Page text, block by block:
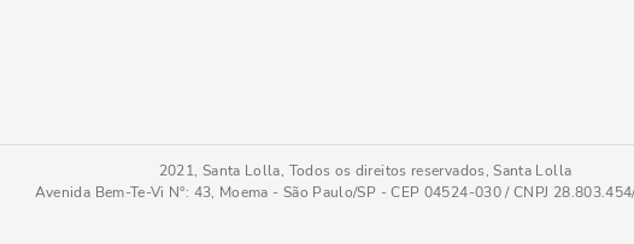
2021, Santa Lolla, Todos os direitos reservados, Santa Lolla
Avenida Bem-Te-Vi N°: 43, Moema - São Paulo/SP - CEP 04524-030 / CNPJ